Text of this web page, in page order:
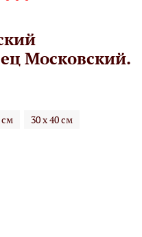
Московский.
см 30 х 40 см